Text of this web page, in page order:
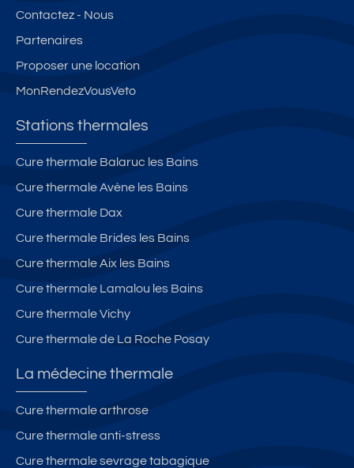
Contactez - Nous
Partenaires
Proposer une location
MonRendezVousVeto
Stations thermales
Cure thermale Balaruc les Bains
Cure thermale Avène les Bains
Cure thermale Dax
Cure thermale Brides les Bains
Cure thermale Aix les Bains
Cure thermale Lamalou les Bains
Cure thermale Vichy
Cure thermale de La Roche Posay
La médecine thermale
Cure thermale arthrose
Cure thermale anti-stress
Cure thermale sevrage tabagique